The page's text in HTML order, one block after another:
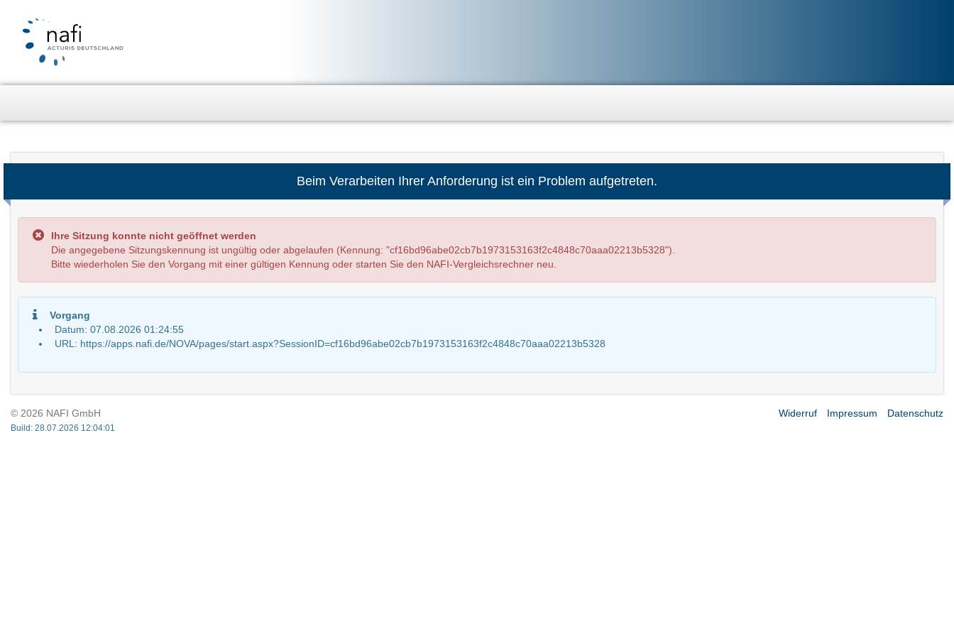
Beim Verarbeiten Ihrer Anforderung ist ein Problem aufgetreten.
Ihre Sitzung konnte nicht geöffnet werden
Die angegebene Sitzungskennung ist ungültig oder abgelaufen (Kennung: "cf16bd96abe02cb7b1973153163f2c4848c70aaa02213b5328").
Bitte wiederholen Sie den Vorgang mit einer gültigen Kennung oder starten Sie den NAFI-Vergleichsrechner neu.
Vorgang
Datum: 07.08.2026 01:24:55
URL: https://apps.nafi.de/NOVA/pages/start.aspx?SessionID=cf16bd96abe02cb7b1973153163f2c4848c70aaa02213b5328
© 2026 NAFI GmbH
Build: 28.07.2026 12:04:01
Widerruf Impressum Datenschutz